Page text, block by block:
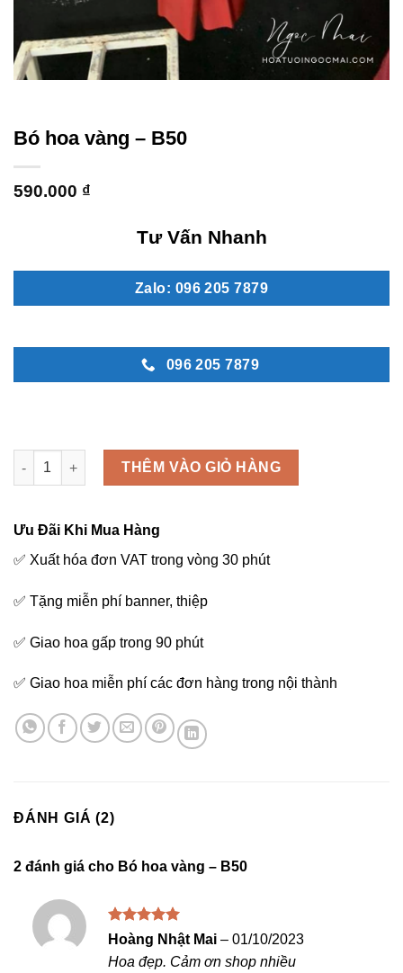
Bó hoa vàng – B50
590.000 ₫
Tư Vấn Nhanh
Zalo: 096 205 7879
096 205 7879
Bó hoa vàng - B50 số lượng
THÊM VÀO GIỎ HÀNG
Ưu Đãi Khi Mua Hàng
✅ Xuất hóa đơn VAT trong vòng 30 phút
✅ Tặng miễn phí banner, thiệp
✅ Giao hoa gấp trong 90 phút
✅ Giao hoa miễn phí các đơn hàng trong nội thành
ĐÁNH GIÁ (2)
2 đánh giá cho Bó hoa vàng – B50
Được xếp
55
sao
Hoàng Nhật Mai – 01/10/2023
Hoa đẹp. Cảm ơn shop nhiều